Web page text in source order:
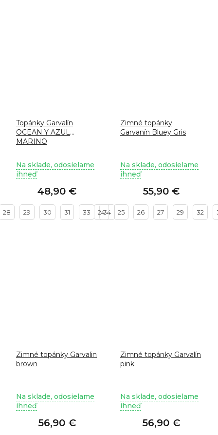
Topánky Garvalín
OCEAN Y AZUL
MARINO
Na sklade, odosielame
ihneď
48,90 €
28 29 30 31 33 34
Zimné topánky
Garvanín Bluey Gris
Na sklade, odosielame
ihneď
55,90 €
24 25 26 27 29 32
Zimné topánky Garvalin
brown
Na sklade, odosielame
ihneď
56,90 €
Zimné topánky Garvalín
pink
Na sklade, odosielame
ihneď
56,90 €